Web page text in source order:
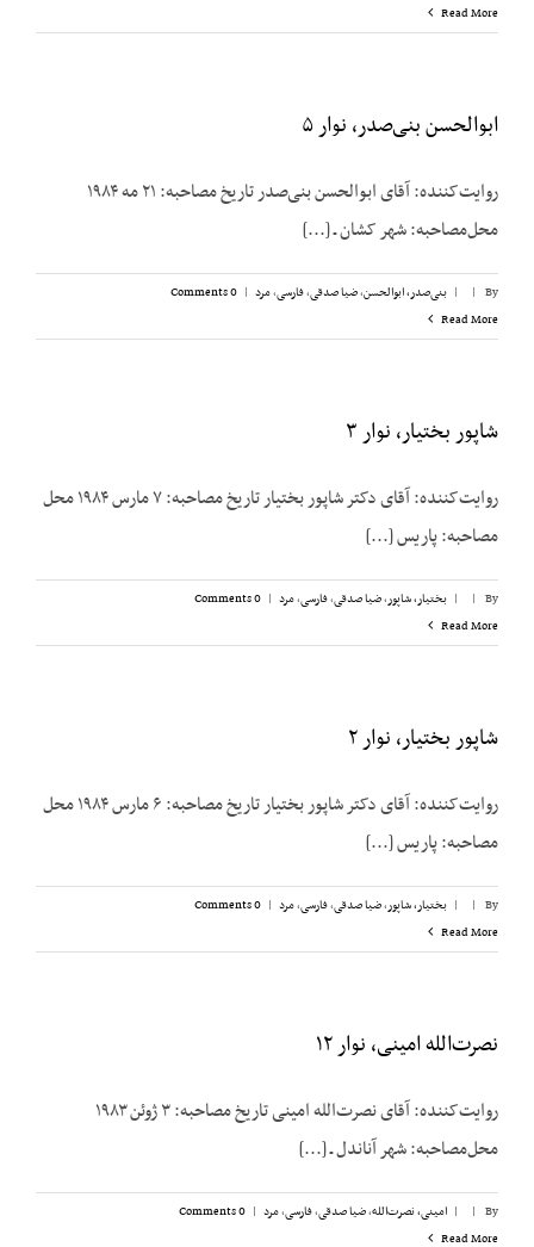
Read More
ابوالحسن بنی‌صدر، نوار ۵
روایت‌کننده: آقای ابوالحسن بنی‌صدر تاریخ مصاحبه: ۲۱ مه ۱۹۸۴
محل‌مصاحبه: شهر کشان ـ [...]
By
|
| بنی‌صدر، ابوالحسن,ضیا صدقی,فارسی,مرد |
0 Comments
Read More
شاپور بختیار، نوار ۳
روایت‌کننده: آقای دکتر شاپور بختیار تاریخ مصاحبه: ۷ مارس ۱۹۸۴ محل
مصاحبه: پاریس [...]
By
|
| بختیار، شاپور,ضیا صدقی,فارسی,مرد |
0 Comments
Read More
شاپور بختیار، نوار ۲
روایت‌کننده: آقای دکتر شاپور بختیار تاریخ مصاحبه: ۶ مارس ۱۹۸۴ محل
مصاحبه: پاریس [...]
By
|
| بختیار، شاپور,ضیا صدقی,فارسی,مرد |
0 Comments
Read More
نصرت‌الله امینی، نوار ۱۲
روایت‌کننده: آقای نصرت‌الله امینی تاریخ مصاحبه: ۳ ژوئن ۱۹۸۳
محل‌مصاحبه: شهر آناندل ـ [...]
By
|
| امینی، نصرت‌الله,ضیا صدقی,فارسی,مرد |
0 Comments
Read More